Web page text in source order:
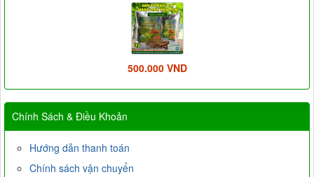
500.000 VND
Chính Sách & Điều Khoản
Hướng dẫn thanh toán
Chính sách vận chuyển